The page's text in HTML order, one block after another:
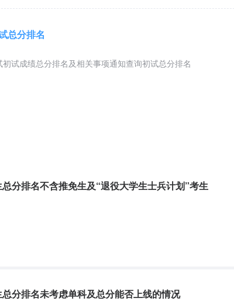
总分排名
试成绩总分排名及相关事项通知查询初试总分排名
分排名不含推免生及“退役大学生士兵计划”考生
分排名未考虑单科及总分能否上线的情况